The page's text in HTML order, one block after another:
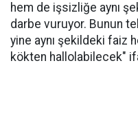
hem de işsizliğe aynı
darbe vuruyor. Bunun
yine aynı şekildeki faiz
kökten hallolabilecek"